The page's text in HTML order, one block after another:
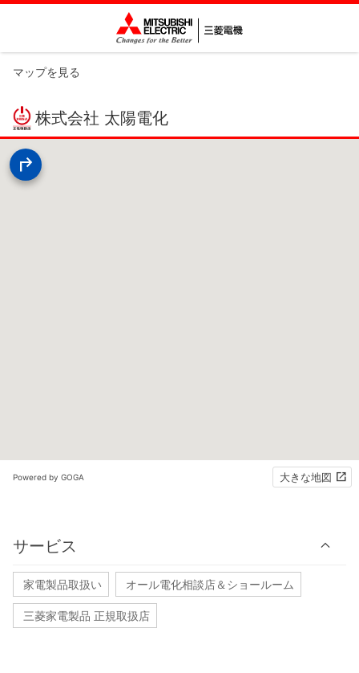
マップを見る
株式会社 太陽電化
Powered by GOGA 大きな地図
サービス
家電製品取扱い オール電化相談店＆ショールーム
三菱家電製品 正規取扱店